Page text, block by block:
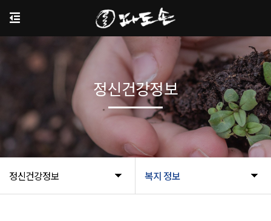
정신건강정보 복지 정보
정신건강정보